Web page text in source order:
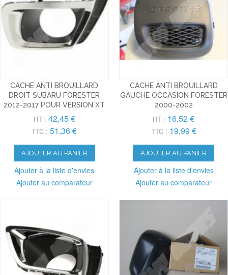
CACHE ANTI BROUILLARD
DROIT SUBARU FORESTER
2012-2017 POUR VERSION XT
HT : 42,45 €
TTC : 51,36 €
AJOUTER AU PANIER
Ajouter à la liste d'envies
Ajouter au comparateur
CACHE ANTI BROUILLARD
GAUCHE OCCASION FORESTER
2000-2002
HT : 16,52 €
TTC : 19,99 €
AJOUTER AU PANIER
Ajouter à la liste d'envies
Ajouter au comparateur